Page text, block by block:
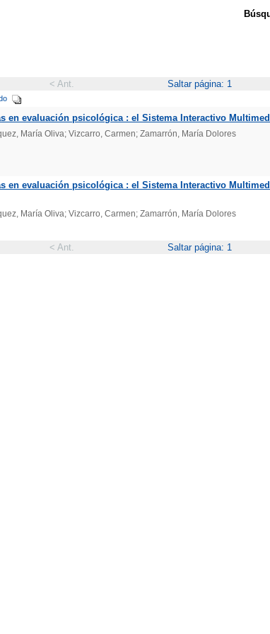
< Ant. Saltar página: 1
en evaluación psicológica : el Sistema Interactivo
María Oliva; Vizcarro, Carmen; Zamarrón, María Dolores
en evaluación psicológica : el Sistema Interactivo
María Oliva; Vizcarro, Carmen; Zamarrón, María Dolores
< Ant. Saltar página: 1